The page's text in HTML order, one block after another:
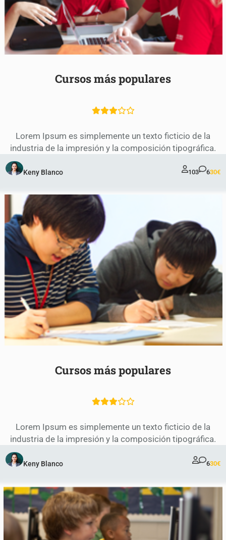
Cursos más populares
Lorem Ipsum es simplemente un texto ficticio de la
industria de la impresión y la composición tipográfica.
Keny Blanco 103 630€
Cursos más populares
Lorem Ipsum es simplemente un texto ficticio de la
industria de la impresión y la composición tipográfica.
Keny Blanco 630€